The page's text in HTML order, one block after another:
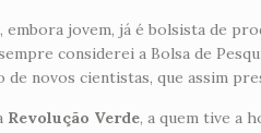
jovem, já é bolsista de
considerei a Bolsa de
novos cientistas, que assim
Revolução Verde, a quem tive a